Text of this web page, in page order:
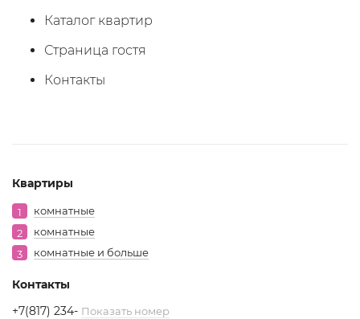
Каталог квартир
Страница гостя
Контакты
Квартиры
1
комнатные
2
комнатные
3
комнатные и больше
Контакты
+7(817) 234- Показать номер